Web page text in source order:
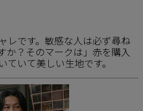
レです。敏感な人は必ず尋ね
か？そのマークは」赤を購入
ていて美しい生地です。